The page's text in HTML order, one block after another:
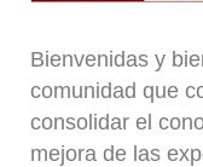
Bienvenidas y
comunidad que
consolidar el
mejora de las